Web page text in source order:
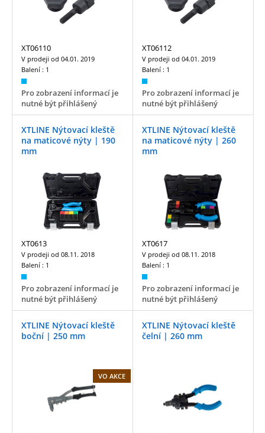
XT06110
V prodeji od 04.01. 2019
Balení : 1
Pro zobrazení informací je
nutné být přihlášený
XT06112
V prodeji od 04.01. 2019
Balení : 1
Pro zobrazení informací je
nutné být přihlášený
XTLINE Nýtovací kleště
na maticové nýty | 190
mm
XT0613
V prodeji od 08.11. 2018
Balení : 1
Pro zobrazení informací je
nutné být přihlášený
XTLINE Nýtovací kleště
na maticové nýty | 260
mm
XT0617
V prodeji od 08.11. 2018
Balení : 1
Pro zobrazení informací je
nutné být přihlášený
XTLINE Nýtovací kleště
boční | 250 mm
VO AKCE
XTLINE Nýtovací kleště
čelní | 260 mm